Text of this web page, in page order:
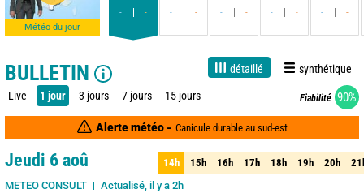
Météo du jour
- - - - - - - - - -
BULLETIN détaillé synthétique
Live 1 jour 3 jours 7 jours 15 jours Fiabilité 90%
Alerte météo - Canicule durable au sud-est
Jeudi 6 aoû
METEO CONSULT Actualisé, il y a 2h
14h 15h 16h 17h 18h 19h 20h
14h 15h 16h 17h 18h 19h 20h